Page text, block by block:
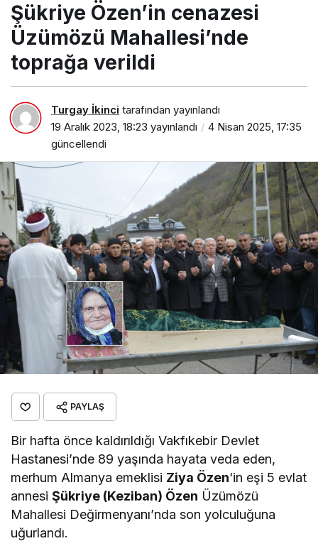
Şükriye Özen’in cenazesi
Üzümözü Mahallesi’nde
toprağa verildi
Turgay İkinci tarafından yayınlandı
19 Aralık 2023, 18:23 yayınlandı
4 Nisan 2025, 17:35
güncellendi
PAYLAŞ
Bir hafta önce kaldırıldığı Vakfıkebir Devlet
Hastanesi’nde 89 yaşında hayata veda eden,
merhum Almanya emeklisi Ziya Özen‘in eşi 5 evlat
annesiŞükriye (Keziban) Özen Üzümözü
Mahallesi Değirmenyanı’nda son yolculuğuna
uğurlandı.